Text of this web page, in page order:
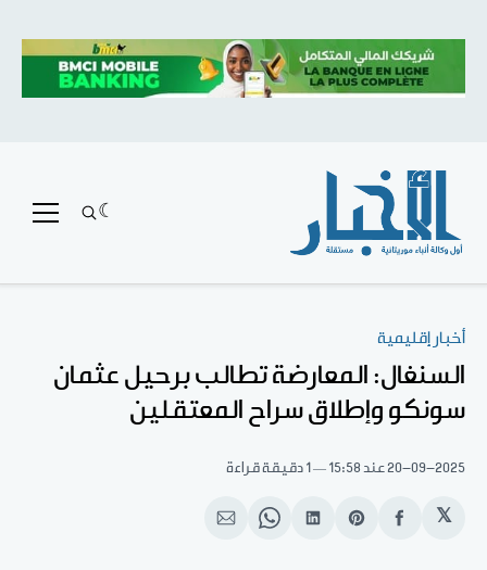
أخبار إقليمية
السنغال: المعارضة تطالب برحيل عثمان
سونكو وإطلاق سراح المعتقلين
20-09-2025عند 15:58 1 دقيقة قراءة
𝕏
انشر
Shareانشر
Shareانشر